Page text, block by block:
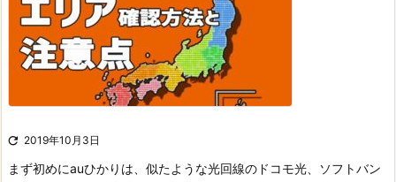
 2019年10月3日
まず初めにauひかりは、似たような光回線のドコモ光、ソフトバン